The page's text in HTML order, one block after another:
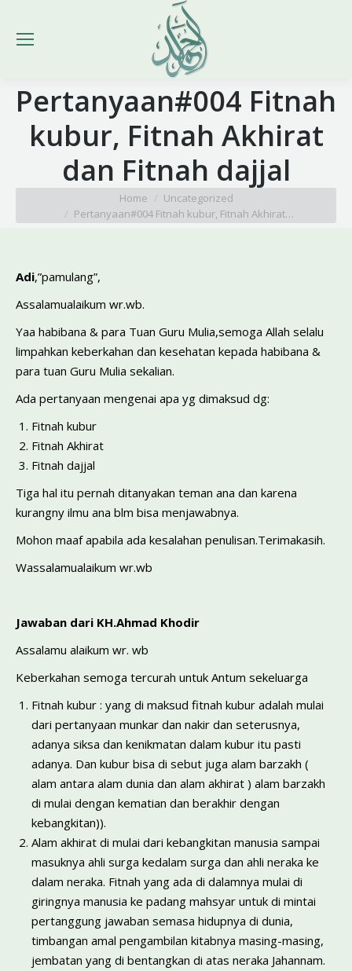
Pertanyaan#004 Fitnah
kubur, Fitnah Akhirat
dan Fitnah dajjal
Home
Uncategorized
Pertanyaan#004 Fitnah kubur, Fitnah Akhirat…
Adi,”pamulang”,
Assalamualaikum wr.wb.
Yaa habibana & para Tuan Guru Mulia,semoga Allah selalu
limpahkan keberkahan dan kesehatan kepada habibana &
para tuan Guru Mulia sekalian.
Ada pertanyaan mengenai apa yg dimaksud dg:
Fitnah kubur
Fitnah Akhirat
Fitnah dajjal
Tiga hal itu pernah ditanyakan teman ana dan karena
kurangny ilmu ana blm bisa menjawabnya.
Mohon maaf apabila ada kesalahan penulisan.Terimakasih.
Wassalamualaikum wr.wb
Jawaban dari KH.Ahmad Khodir
Assalamu alaikum wr. wb
Keberkahan semoga tercurah untuk Antum sekeluarga
Fitnah kubur : yang di maksud fitnah kubur adalah mulai
dari pertanyaan munkar dan nakir dan seterusnya,
adanya siksa dan kenikmatan dalam kubur itu pasti
adanya. Dan kubur bisa di sebut juga alam barzakh (
alam antara alam dunia dan alam akhirat ) alam barzakh
di mulai dengan kematian dan berakhir dengan
kebangkitan)).
Alam akhirat di mulai dari kebangkitan manusia sampai
masuknya ahli surga kedalam surga dan ahli neraka ke
dalam neraka. Fitnah yang ada di dalamnya mulai di
giringnya manusia ke padang mahsyar untuk di mintai
pertanggung jawaban semasa hidupnya di dunia,
timbangan amal pengambilan kitabnya masing-masing,
jembatan yang di bentangkan di atas neraka Jahannam.